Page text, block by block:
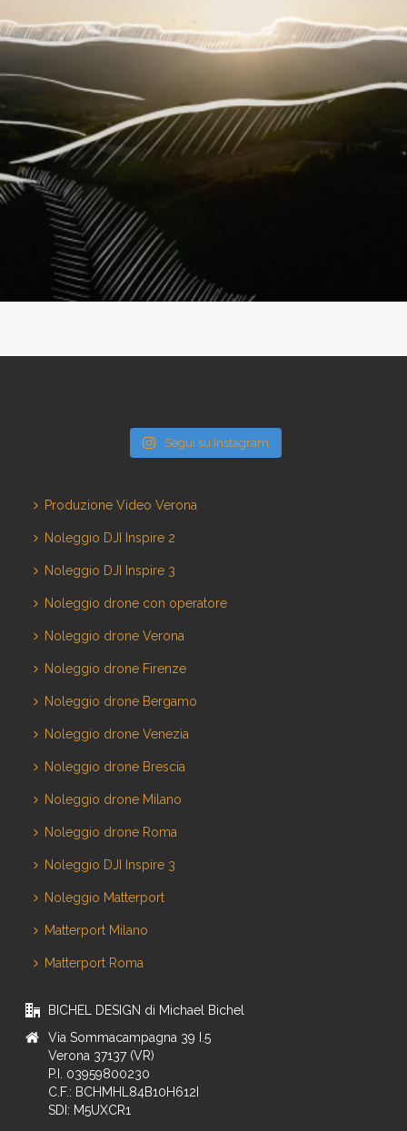
Segui su Instagram
Produzione Video Verona
Noleggio DJI Inspire 2
Noleggio DJI Inspire 3
Noleggio drone con operatore
Noleggio drone Verona
Noleggio drone Firenze
Noleggio drone Bergamo
Noleggio drone Venezia
Noleggio drone Brescia
Noleggio drone Milano
Noleggio drone Roma
Noleggio DJI Inspire 3
Noleggio Matterport
Matterport Milano
Matterport Roma
BICHEL DESIGN di Michael Bichel
Via Sommacampagna 39 I.5
Verona 37137 (VR)
P.I. 03959800230
C.F.: BCHMHL84B10H612I
SDI: M5UXCR1